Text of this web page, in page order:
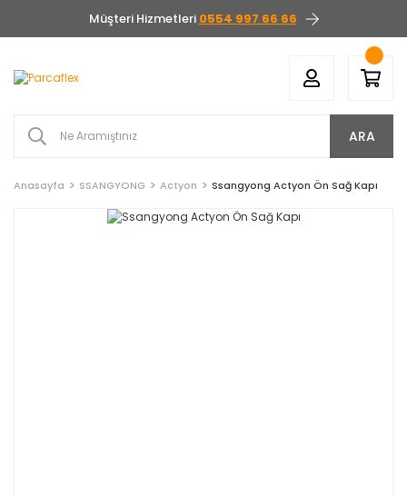
Müşteri Hizmetleri 0554 997 66 66
ARA
Anasayfa SSANGYONG Actyon Ssangyong Actyon Ön Sağ Kapı